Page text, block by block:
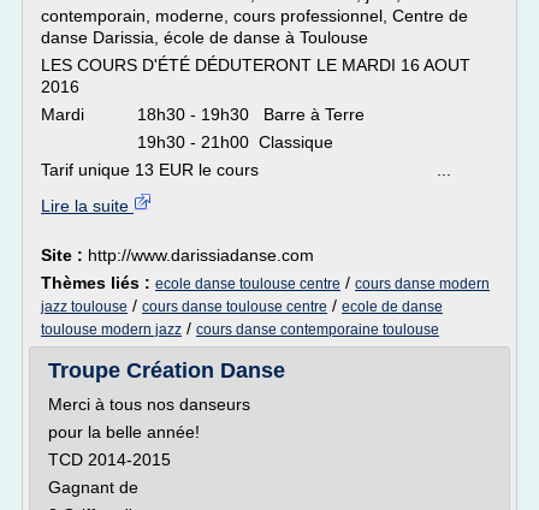
contemporain, moderne, cours professionnel, Centre de
danse Darissia, école de danse à Toulouse
LES COURS D'ÉTÉ DÉDUTERONT LE MARDI 16 AOUT
2016
Mardi 18h30 - 19h30 Barre à Terre
19h30 - 21h00 Classique
Tarif unique 13 EUR le cours ...
Lire la suite
Site : http://www.darissiadanse.com
Thèmes liés : ecole danse toulouse centre / cours danse modern
jazz toulouse / cours danse toulouse centre / ecole de danse
toulouse modern jazz / cours danse contemporaine toulouse
Troupe Création Danse
Merci à tous nos danseurs
pour la belle année!
TCD 2014-2015
Gagnant de